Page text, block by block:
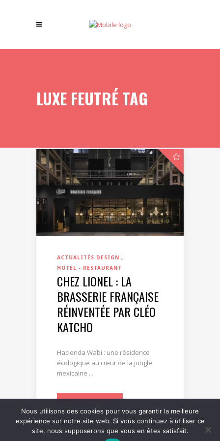
LUXE FEUTRÉ TAG
ACTUALITÉS DESIGN
HOTEL - RESTAURANT
CHEZ LIONEL : LA
BRASSERIE FRANÇAISE
RÉINVENTÉE PAR CLÉO
KATCHO
Hacienda Wabi : une résidence
écologique au cœur de la jungle
mexicaine ...
Nous utilisons des cookies pour vous garantir la meilleure
expérience sur notre site web. Si vous continuez à utiliser ce
site, nous supposerons que vous en êtes satisfait.